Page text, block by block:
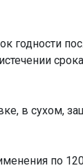
годности
в сухом,
по